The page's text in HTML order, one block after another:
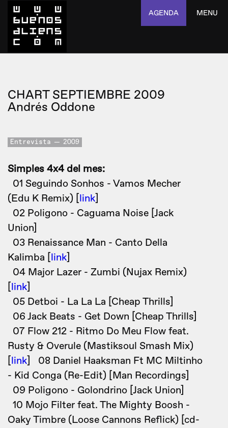
AGENDA MENU
CHART SEPTIEMBRE 2009
Andrés Oddone
Entrevista 2009
Simples 4x4 del mes:
01 Seguindo Sonhos - Vamos Mecher
(Edu K Remix) [ link
02 Poligono - Caguama Noise [Jack
Union]
03 Renaissance Man - Canto Della
Kalimba [ link
04 Major Lazer - Zumbi (Nujax Remix)
link
05 Detboi - La La La [Cheap Thrills]
06 Jack Beats - Get Down [Cheap Thrills]
07 Flow 212 - Ritmo Do Meu Flow feat.
Rusty & Overule (Mastiksoul Smash Mix)
link ] 08 Daniel Haaksman Ft MC Miltinho
- Kid Conga (Re-Edit) [Man Recordings]
09 Poligono - Golondrino [Jack Union]
10 Mojo Filter feat. The Mighty Boosh -
Oaky Timbre (Loose Cannons Reflick) [cd-